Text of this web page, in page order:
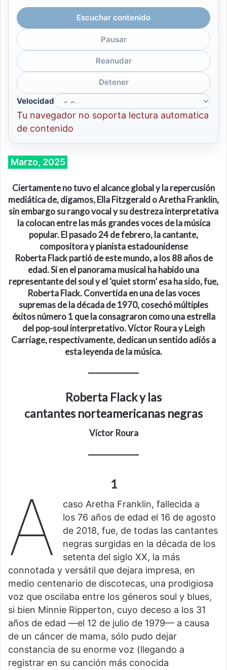
Escuchar contenido
Pausar
Reanudar
Detener
Velocidad
Tu navegador no soporta lectura automatica
de contenido
Marzo, 2025
Ciertamente no tuvo el alcance global y la repercusión
mediática de, digamos, Ella Fitzgerald o Aretha Franklin,
sin embargo su rango vocal y su destreza interpretativa
la colocan entre las más grandes voces de la música
popular. El pasado 24 de febrero, la cantante,
compositora y pianista estadounidense
Roberta Flackpartió de este mundo, a los 88 años de
edad. Si en el panorama musical ha habido una
representante del soul y el ‘quiet storm’ esa ha sido, fue,
Roberta Flack. Convertida en una de las voces
supremas de la década de 1970, cosechó múltiples
éxitos número 1 que la consagraron como una estrella
del pop-soul interpretativo.Víctor RourayLeigh
Carriage, respectivamente, dedican un sentido adiós a
estaleyenda de la música.
Roberta Flacky las
cantantes norteamericanas negras
Víctor Roura
1
A
caso Aretha Franklin, fallecida a
los 76 años de edad el 16 de agosto
de 2018, fue, de todas las cantantes
negras surgidas en la década de los
setenta del siglo XX, la más
connotada y versátil que dejara impresa, en
medio centenario de discotecas, una prodigiosa
voz que oscilaba entre los géneros soul y blues,
si bien Minnie Ripperton, cuyo deceso a los 31
años de edad —el 12 de julio de 1979— a causa
de un cáncer de mama, sólo pudo dejar
constancia de su enorme voz (llegando a
registrar en su canción más conocida